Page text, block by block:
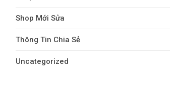
Shop Mới Sửa
Thông Tin Chia Sẻ
Uncategorized